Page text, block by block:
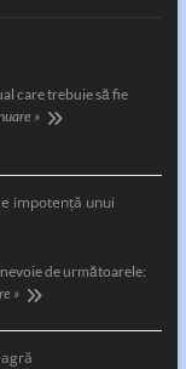
care trebuie să fie
»
impotență unui
de următoarele:
»